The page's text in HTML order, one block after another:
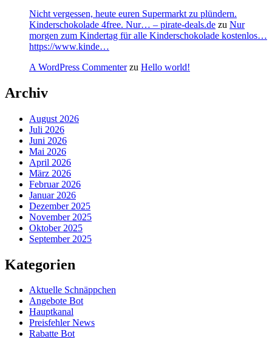
Nicht vergessen, heute euren Supermarkt zu plündern.
Kinderschokolade 4free. Nur… – pirate-deals.de zu Nur
morgen zum Kindertag für alle Kinderschokolade kostenlos…
https://www.kinde…
A WordPress Commenterzu Hello world!
Archiv
August 2026
Juli 2026
Juni 2026
Mai 2026
April 2026
März 2026
Februar 2026
Januar 2026
Dezember 2025
November 2025
Oktober 2025
September 2025
Kategorien
Aktuelle Schnäppchen
Angebote Bot
Hauptkanal
Preisfehler News
Rabatte Bot